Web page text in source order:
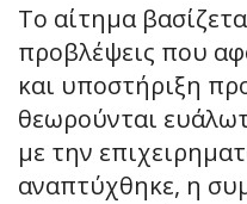
Το αίτημα
προβλέψεις που
και υποστήριξη
θεωρούνται
με την
αναπτύχθηκε, η